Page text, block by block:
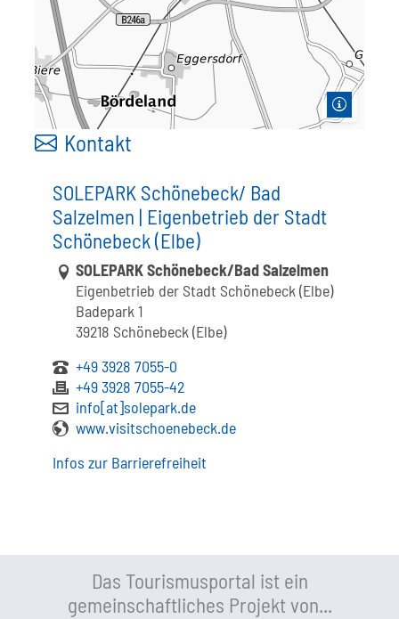
Kontakt
SOLEPARK Schönebeck/ Bad
Salzelmen | Eigenbetrieb der Stadt
Schönebeck (Elbe)
Link zur Google-Maps Navigation
SOLEPARK Schönebeck/Bad Salzelmen
Eigenbetrieb der Stadt Schönebeck (Elbe)
Badepark 1
39218 Schönebeck (Elbe)
+49 3928 7055-0
+49 3928 7055-42
info[at]solepark.de
www.visitschoenebeck.de
Infos zur Barrierefreiheit
Das Tourismusportal ist ein
gemeinschaftliches Projekt von...